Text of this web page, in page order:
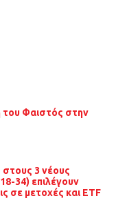
του Φαιστός στην
3 νέους
34) επιλέγουν
σε μετοχές και ETF